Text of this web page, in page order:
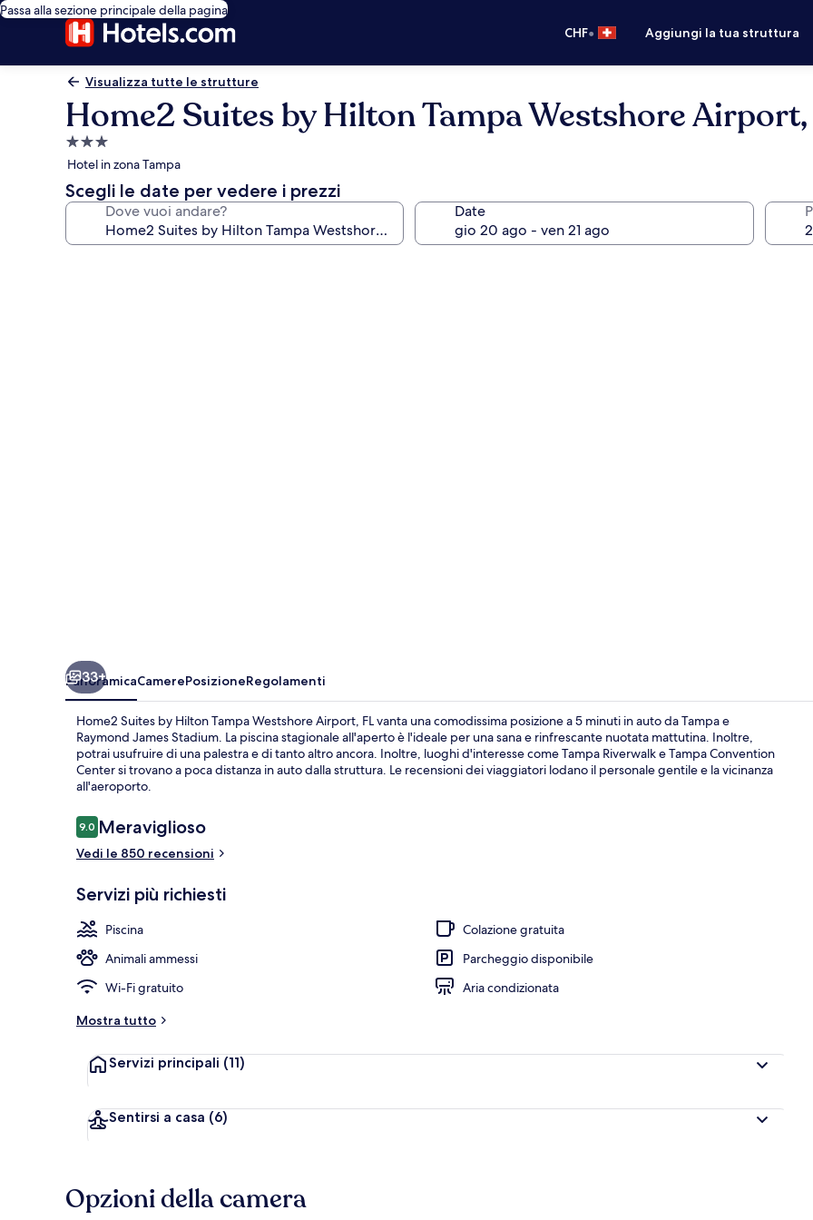
Passa alla sezione principale della pagina
CHF• Aggiungi la tua struttura
Visualizza tutte le strutture
Home2 Suites by Hilton Tampa Westshore
Struttura
a
3.0
stelle
Hotel in zona Tampa
Scegli le date per vedere i prezzi
Dove vuoi andare? Date
Hall
33+
PanoramicaCamerePosizioneRegolamenti
Home2 Suites by Hilton Tampa Westshore Airport, FL vanta una comodissima posizione a 5 minuti in auto da Tampa e
Raymond James Stadium. La piscina stagionale all'aperto è l'ideale per una sana e rinfrescante nuotata mattutina. Inoltre,
potrai usufruire di una palestra e di tanto altro ancora. Inoltre, luoghi d'interesse come Tampa Riverwalk e Tampa Convention
Center si trovano a poca distanza in auto dalla struttura. Le recensioni dei viaggiatori lodano il personale gentile e la vicinanza
all'aeroporto.
Recensioni
9.09.0 su 10
Meraviglioso
Vedi le 850 recensioni
Servizi più richiesti
Piscina
Colazione gratuita
Animali ammessi
Parcheggio disponibile
Wi-Fi gratuito
Aria condizionata
Mostra tutto
Servizi principali (11)
Sentirsi a casa (6)
Opzioni della camera